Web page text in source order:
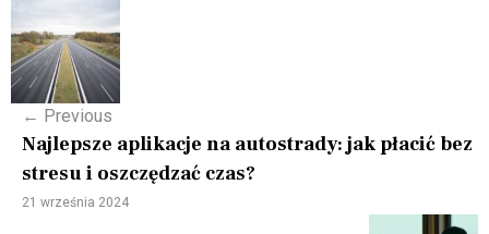
o
s
n
a
← Previous
Najlepsze aplikacje na autostrady: jak płacić bez
stresu i oszczędzać czas?
21 września 2024